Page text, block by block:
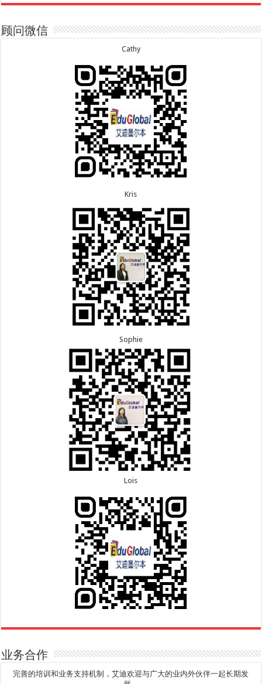
Business offer！
8.6恭喜江苏的谢先生600旅游签证顺利下签，三年多
8.5恭喜江苏的杨女士190技术移民签证顺利下签！
8.3恭喜黑龙江的刘女士864父母签证顺利下签！
8.3恭喜天津的陈同学和妈妈590+500学生签证顺利
签！
7.15恭喜江苏的曹同学500学生签证顺利下签！
7.13恭喜广东的邓同学500学生签证顺利下签！
7.9恭喜广东的喻同学500学生签证顺利下签！
7.8恭喜黑龙江的刘女士600旅游签证顺利下签，三年
7.7恭喜北京的王先生和孩子600旅游签证顺利下签，
顾问微信
Cathy
Kris
Sophie
Lois
业务合作
完善的培训和业务支持机制，艾迪欢迎与广大的业内外伙伴一起长期发